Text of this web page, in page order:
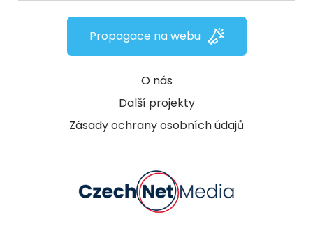
O nás
Další projekty
Zásady ochrany osobních údajů
Propagace na webu